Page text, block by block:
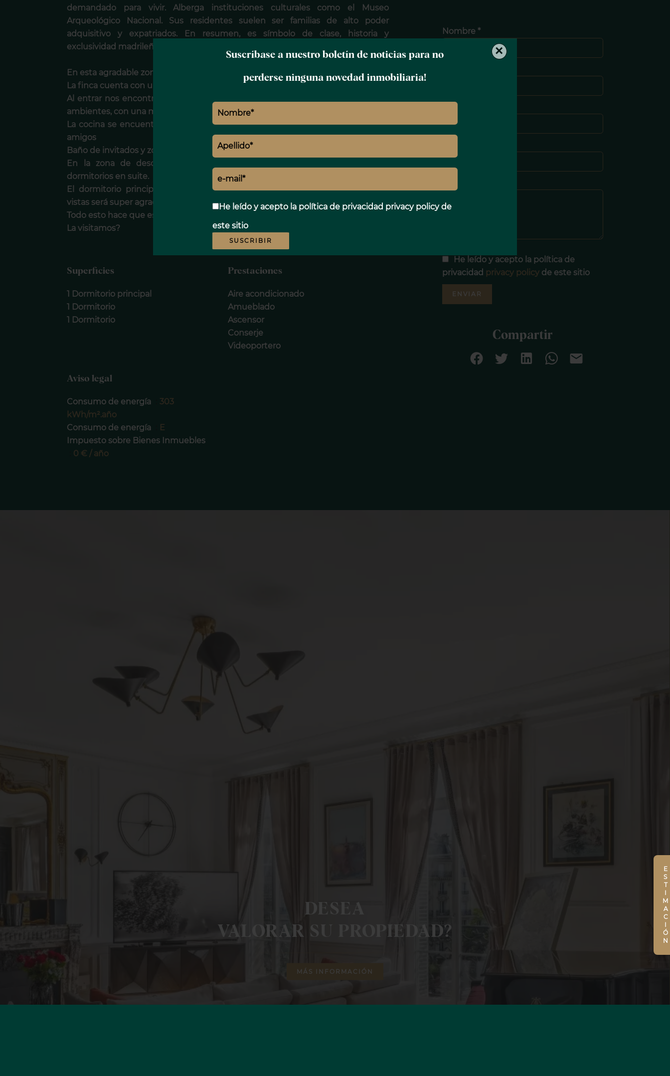
Suscríbase a nuestro boletín de noticias para no
perderse ninguna novedad inmobiliaria!
He leído y acepto la política de privacidad privacy policyde
este sitio
SUSCRIBIR
×
demandado para vivir. Alberga instituciones culturales como el Museo
Arqueológico Nacional. Sus residentes suelen ser familias de alto poder
adquisitivo y expatriados. En resumen, es símbolo de clase, historia y
exclusividad madrileña.
En esta agradable zona se encuentra nuestra propiedad.
La finca cuenta con un `portal bonito y amplio, portero, trastero.
Al entrar nos encontramos con una zona social super luminosa , divida en tres
ambientes, con una maravillosa zona de bar y una amplia cocina.
La cocina se encuentra con todo lo que necesitas para preparar ricas cenas de
amigos
Baño de invitados y zona de lavandería.
En la zona de descanso nos encontramos con tres amplios y luminosos
dormitorios en suite.
El dormitorio principal cuenta con una terracita, donde desayunar con esas
vistas será super agradable y una gozada para empezar el día.
Todo esto hace que esta propiedad sea la ideal para vivir.
La visitamos?
Superficies
1 Dormitorio principal
1 Dormitorio
1 Dormitorio
Prestaciones
Aire acondicionado
Amueblado
Ascensor
Conserje
Videoportero
Aviso legal
Consumo de energía
303
kWh/m².año
Consumo de energía
E
Impuesto sobre Bienes Inmuebles
0 € / año
Nombre *
E-mail *
He leído y acepto la política de
privacidad privacy policy de este sitio
ENVIAR
Compartir
ESTIMACIÓN
DESEA
VALORAR SU PROPIEDAD?
MÁS INFORMACIÓN